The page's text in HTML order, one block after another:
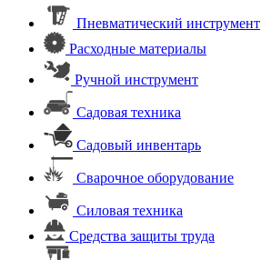
Пневматический инструмент
Расходные материалы
Ручной инструмент
Садовая техника
Садовый инвентарь
Сварочное оборудование
Силовая техника
Средства защиты труда